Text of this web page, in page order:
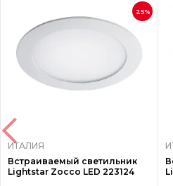
25%
ИТАЛИЯ
Встраиваемый светильник
Lightstar Zocco LED 223124